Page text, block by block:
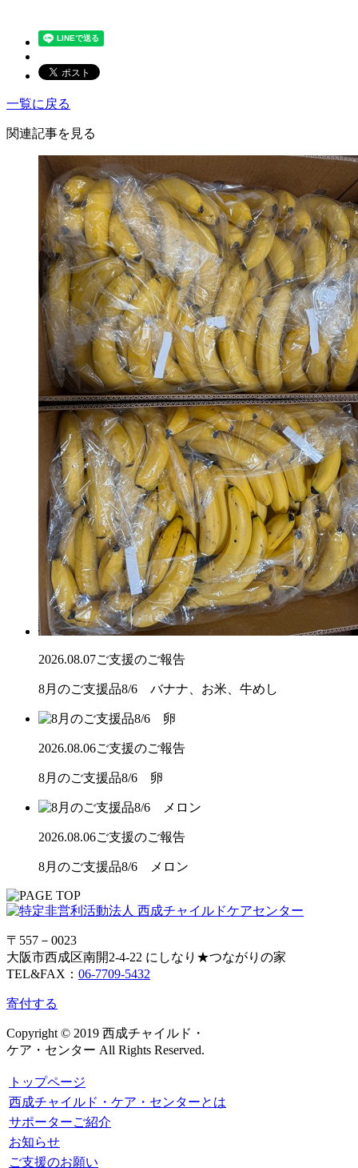
一覧に戻る
関連記事を見る
2026.08.07ご支援のご報告
8月のご支援品8/6 バナナ、お米、牛めし
2026.08.06ご支援のご報告
8月のご支援品8/6 卵
2026.08.06ご支援のご報告
8月のご支援品8/6 メロン
〒557－0023
大阪市西成区南開2-4-22 にしなり★つながりの家
TEL&FAX： 06-7709-5432
寄付する
Copyright © 2019 西成チャイルド・
ケア・センター All Rights Reserved.
トップページ
西成チャイルド・ケア・センターとは
サポーターご紹介
お知らせ
ご支援のお願い